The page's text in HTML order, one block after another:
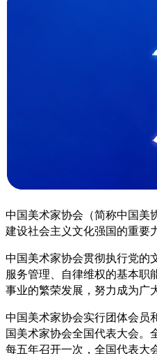
中国美术家协会（简称中国美
建设社会主义文化强国的重要
中国美术家协会贯彻执行党的
服务管理、自律维权的基本职
事业的繁荣发展，努力成为广
中国美术家协会实行团体会员
国美术家协会全国代表大会。
每五年召开一次，全国代表大